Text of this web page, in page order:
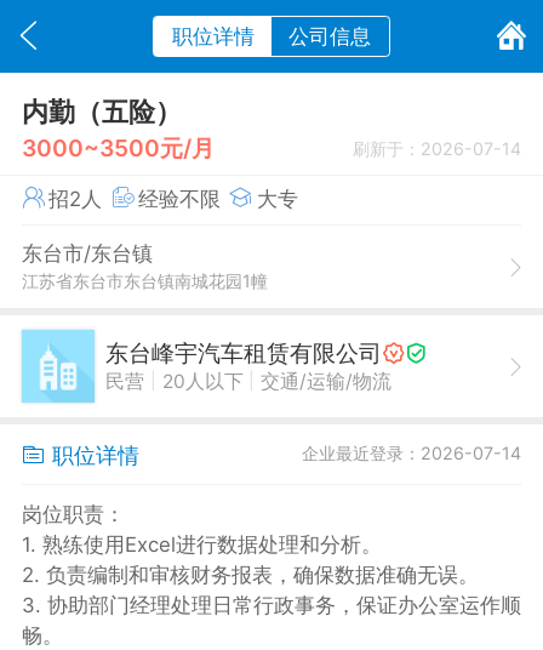
职位详情 公司信息
内勤（五险）
3000~3500元/月 刷新于：2026-07-14
招2人 经验不限 大专
东台市/东台镇
江苏省东台市东台镇南城花园1幢
东台峰宇汽车租赁有限公司
民营 20人以下 交通/运输/物流
职位详情 企业最近登录：2026-07-14
岗位职责：
1. 熟练使用Excel进行数据处理和分析。
2. 负责编制和审核财务报表，确保数据准确无误。
3. 协助部门经理处理日常行政事务，保证办公室运作顺
畅。